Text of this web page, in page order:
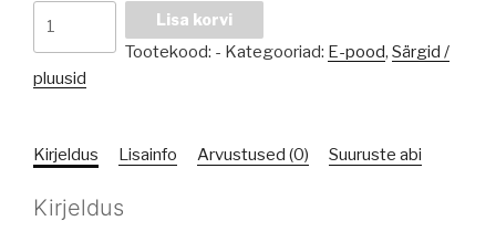
kogus
Lisa korvi
Tootekood: - Kategooriad: E-pood, Särgid /
pluusid
Kirjeldus Lisainfo Arvustused (0) Suuruste abi
Kirjeldus